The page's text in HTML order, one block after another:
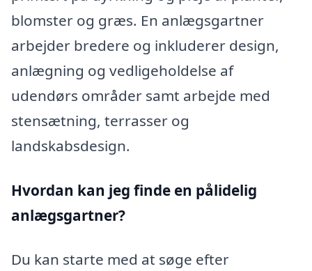
blomster og græs. En anlægsgartner
arbejder bredere og inkluderer design,
anlægning og vedligeholdelse af
udendørs områder samt arbejde med
stensætning, terrasser og
landskabsdesign.
Hvordan kan jeg finde en pålidelig
anlægsgartner?
Du kan starte med at søge efter